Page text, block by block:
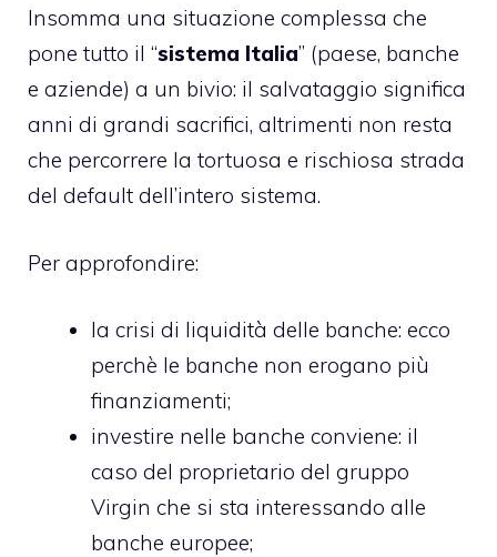
Insomma una situazione complessa che
pone tutto il “sistema Italia” (paese, banche
e aziende) a un bivio: il salvataggio significa
anni di grandi sacrifici, altrimenti non resta
che percorrere la tortuosa e rischiosa strada
del default dell’intero sistema.
Per approfondire:
la crisi di liquidità delle banche: ecco
perchè le banche non erogano più
finanziamenti;
investire nelle banche conviene: il
caso del proprietario del gruppo
Virgin che si sta interessando alle
banche europee;